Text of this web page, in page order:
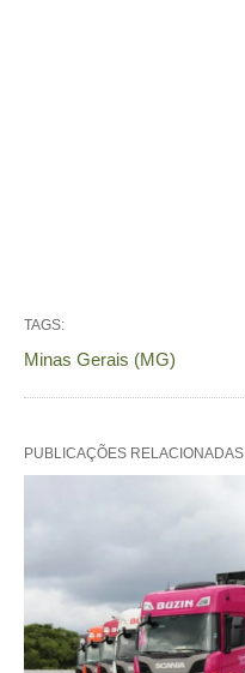
TAGS:
Minas Gerais (MG)
PUBLICAÇÕES RELACIONADAS